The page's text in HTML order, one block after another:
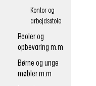
Kontor og
arbejdsstole
Reoler og
opbevaring m.m
Børne og unge
møbler m.m